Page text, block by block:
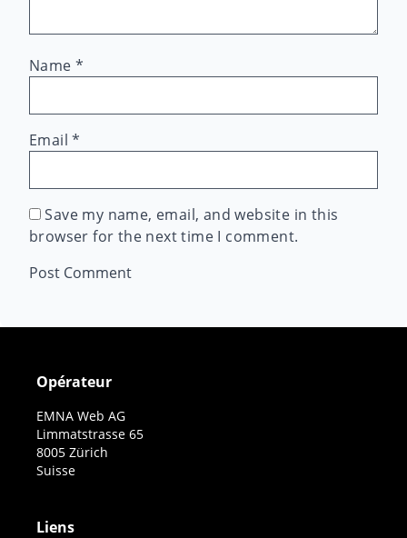
Name *
Email*
Save my name, email, and website in this
browser for the next time I comment.
Opérateur
EMNA Web AG
Limmatstrasse 65
8005 Zürich
Suisse
Liens